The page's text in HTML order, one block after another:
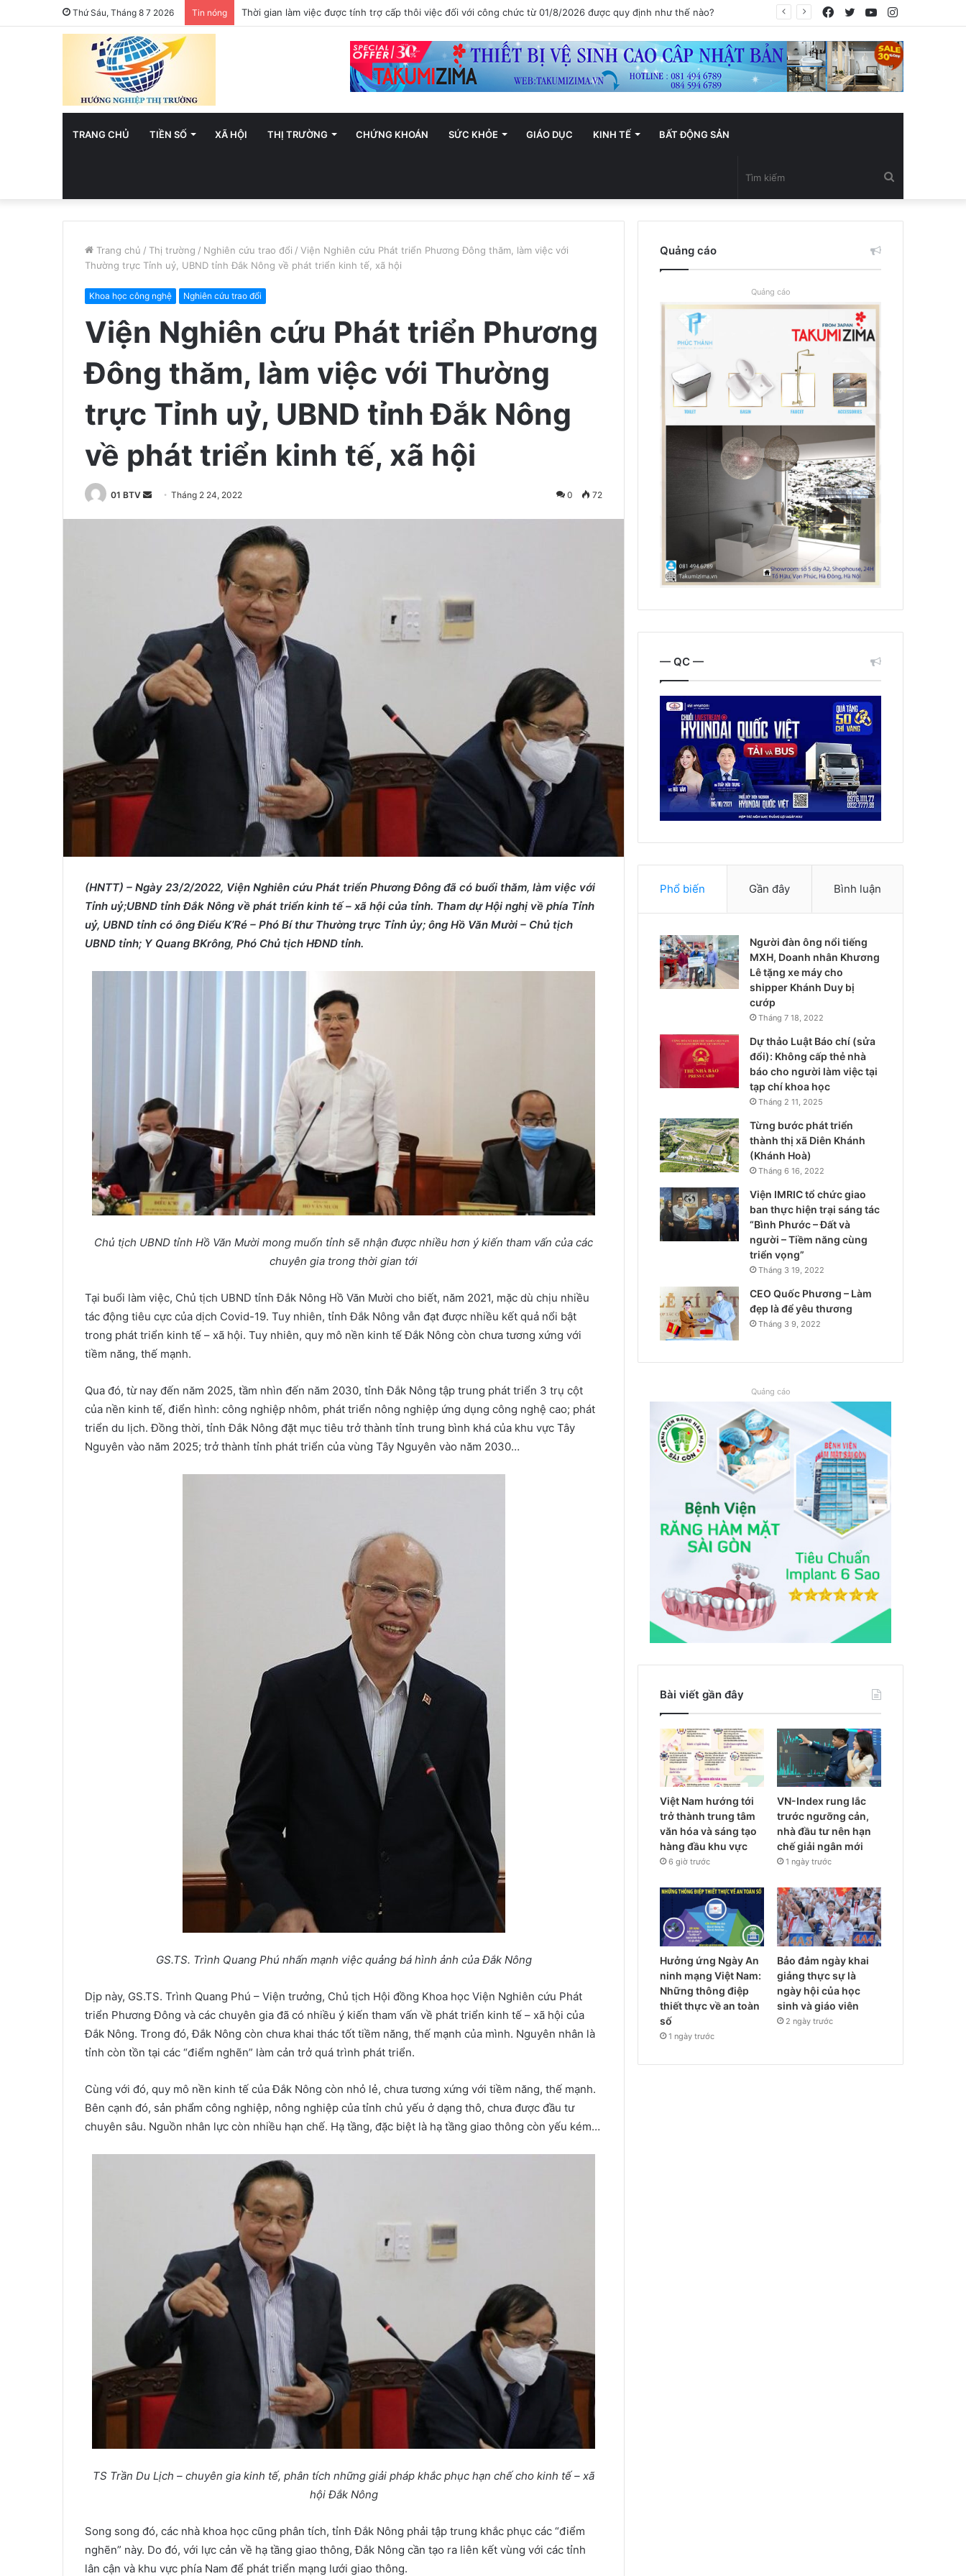
Thứ Sáu, Tháng 8 7 2026 Tin nóng Việt Nam hướng tới trở thành trung tâm văn hóa và sáng tạo hàng đầu khu vực YouTube
Twitter
Facebook
TRANG CHỦ TIỀN SỐ XÃ HỘI THỊ TRƯỜNG CHỨNG KHOÁN SỨC KHỎE GIÁO DỤC KINH TẾ BẤT ĐỘNG SẢN
kiếm
Trang chủ / Thị trường / Nghiên cứu trao đổi / Viện Nghiên cứu Phát triển Phương Đông thăm, làm việc với
Thường trực Tỉnh uỷ, UBND tỉnh Đắk Nông về phát triển kinh tế, xã hội
Khoa học công nghệ Nghiên cứu trao đổi
Viện Nghiên cứu Phát triển Phương
Đông thăm, làm việc với Thường
trực Tỉnh uỷ, UBND tỉnh Đắk Nông
về phát triển kinh tế, xã hội
01 BTV
a
l
Tháng 2 24, 2022 0 72
(HNTT) – Ngày 23/2/2022, Viện Nghiên cứu Phát triển Phương Đông đã có buổi thăm, làm việc với
Tỉnh uỷ;UBND tỉnh Đắk Nông về phát triển kinh tế – xã hội của tỉnh. Tham dự Hội nghị về phía Tỉnh
uỷ, UBND tỉnh có ông Điểu K’Ré – Phó Bí thư Thường trực Tỉnh ủy; ông Hồ Văn Mười – Chủ tịch
UBND tỉnh; Y Quang BKrông, Phó Chủ tịch HĐND tỉnh.
Chủ tịch UBND tỉnh Hồ Văn Mười mong muốn tỉnh sẽ nhận được nhiều hơn ý kiến tham vấn của các
chuyên gia trong thời gian tới
Tại buổi làm việc, Chủ tịch UBND tỉnh Đắk Nông Hồ Văn Mười cho biết, năm 2021, mặc dù chịu nhiều
tác động tiêu cực của dịch Covid-19. Tuy nhiên, tỉnh Đắk Nông vẫn đạt được nhiều kết quả nổi bật
trong phát triển kinh tế – xã hội. Tuy nhiên, quy mô nền kinh tế Đắk Nông còn chưa tương xứng với
tiềm năng, thế mạnh.
Qua đó, từ nay đến năm 2025, tầm nhìn đến năm 2030, tỉnh Đắk Nông tập trung phát triển 3 trụ cột
của nền kinh tế, điển hình: công nghiệp nhôm, phát triển nông nghiệp ứng dụng công nghệ cao; phát
triển du lịch. Đồng thời, tỉnh Đắk Nông đặt mục tiêu trở thành tỉnh trung bình khá của khu vực Tây
Nguyên vào năm 2025; trở thành tỉnh phát triển của vùng Tây Nguyên vào năm 2030…
GS.TS. Trình Quang Phú nhấn mạnh việc quảng bá hình ảnh của Đắk Nông
Dịp này, GS.TS. Trình Quang Phú – Viện trưởng, Chủ tịch Hội đồng Khoa học Viện Nghiên cứu Phát
triển Phương Đông và các chuyên gia đã có nhiều ý kiến tham vấn về phát triển kinh tế – xã hội của
Đắk Nông. Trong đó, Đắk Nông còn chưa khai thác tốt tiềm năng, thế mạnh của mình. Nguyên nhân là
tỉnh còn tồn tại các “điểm nghẽn” làm cản trở quá trình phát triển.
Cùng với đó, quy mô nền kinh tế của Đắk Nông còn nhỏ lẻ, chưa tương xứng với tiềm năng, thế mạnh.
Bên cạnh đó, sản phẩm công nghiệp, nông nghiệp của tỉnh chủ yếu ở dạng thô, chưa được đầu tư
chuyên sâu. Nguồn nhân lực còn nhiều hạn chế. Hạ tầng, đặc biệt là hạ tầng giao thông còn yếu kém…
TS Trần Du Lịch – chuyên gia kinh tế, phân tích những giải pháp khắc phục hạn chế cho kinh tế – xã
hội Đắk Nông
Song song đó, các nhà khoa học cũng phân tích, tỉnh Đắk Nông phải tập trung khắc phục các “điểm
nghẽn” này. Do đó, với lực cản về hạ tầng giao thông, Đắk Nông cần tạo ra liên kết vùng với các tỉnh
lân cận và khu vực phía Nam để phát triển mạng lưới giao thông.
Quảng cáo
Quảng cáo
— QC —
Phổ biến Gần đây Bình luận
Người đàn ông nổi tiếng
MXH, Doanh nhân Khương
Lê tặng xe máy cho
shipper Khánh Duy bị
cướp
Tháng 7 18, 2022
Dự thảo Luật Báo chí (sửa
đổi): Không cấp thẻ nhà
báo cho người làm việc tại
tạp chí khoa học
Tháng 2 11, 2025
Từng bước phát triển
thành thị xã Diên Khánh
(Khánh Hoà)
Tháng 6 16, 2022
Viện IMRIC tổ chức giao
ban thực hiện trại sáng tác
“Bình Phước – Đất và
người – Tiềm năng cùng
triển vọng”
Tháng 3 19, 2022
CEO Quốc Phương – Làm
đẹp là để yêu thương
Tháng 3 9, 2022
Quảng cáo
Bài viết gần đây
Việt Nam hướng tới
trở thành trung tâm
văn hóa và sáng tạo
hàng đầu khu vực
6 giờ trước
VN-Index rung lắc
trước ngưỡng cản,
nhà đầu tư nên hạn
chế giải ngân mới
1 ngày trước
Hưởng ứng Ngày An
ninh mạng Việt Nam:
Những thông điệp
thiết thực về an toàn
số
1 ngày trước
Bảo đảm ngày khai
giảng thực sự là
ngày hội của học
sinh và giáo viên
2 ngày trước